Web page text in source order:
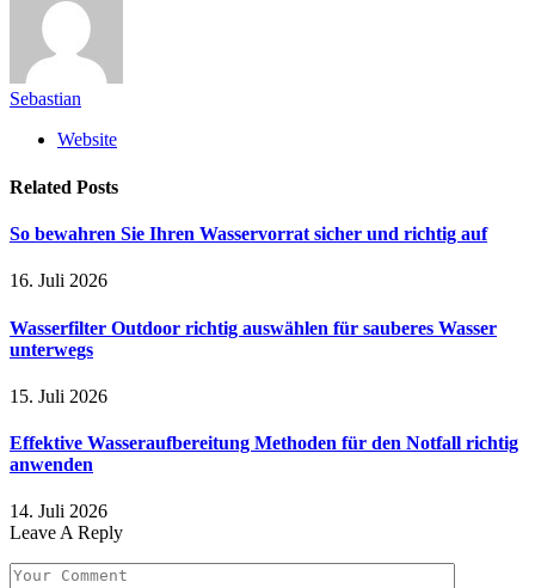
Sebastian
Website
Related Posts
So bewahren Sie Ihren Wasservorrat sicher und richtig auf
16. Juli 2026
Wasserfilter Outdoor richtig auswählen für sauberes Wasser
unterwegs
15. Juli 2026
Effektive Wasseraufbereitung Methoden für den Notfall richtig
anwenden
14. Juli 2026
Leave A Reply